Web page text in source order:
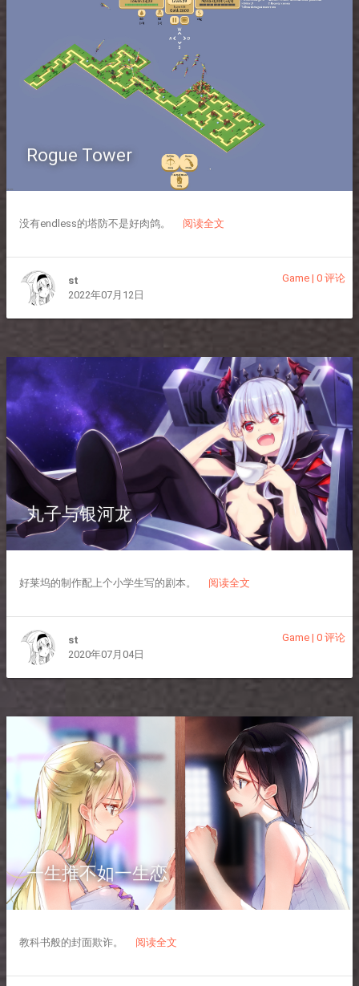
Rogue Tower
没有endless的塔防不是好肉鸽。 阅读全文
st
2022年07月12日
Game |0 评论
丸子与银河龙
好莱坞的制作配上个小学生写的剧本。 阅读全文
st
2020年07月04日
Game |0 评论
一生推不如一生恋
教科书般的封面欺诈。 阅读全文